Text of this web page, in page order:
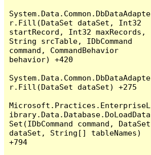
System.Data.Common.DbDataAdapte
r.Fill(DataSet dataSet, Int32
startRecord, Int32 maxRecords,
String srcTable, IDbCommand
command, CommandBehavior
behavior) +420
System.Data.Common.DbDataAdapte
r.Fill(DataSet dataSet) +275
Microsoft.Practices.EnterpriseL
ibrary.Data.Database.DoLoadData
Set(IDbCommand command, DataSet
dataSet, String[] tableNames)
+794